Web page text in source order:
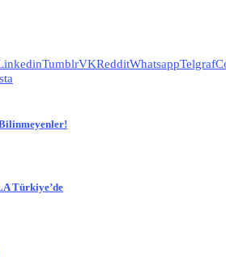
TumblrVKRedditWhatsappTelgraf
Türkiye’de